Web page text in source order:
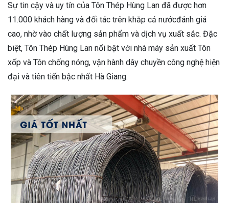
Sự tin cậy và uy tín của Tôn Thép Hùng Lan đã được hơn
11.000 khách hàng và đối tác trên khắp cả nướcđánh giá
cao, nhờ vào chất lượng sản phẩm và dịch vụ xuất sắc. Đặc
biệt, Tôn Thép Hùng Lan nổi bật với nhà máy sản xuất Tôn
xốp và Tôn chống nóng, vận hành dây chuyền công nghệ hiện
đại và tiên tiến bậc nhất Hà Giang.